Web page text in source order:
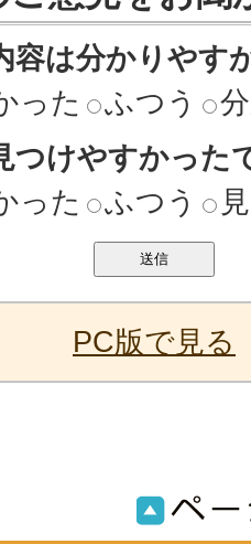
容は分かりやす
った
ふつう
つけやすかった
った
ふつう
PC版で見る